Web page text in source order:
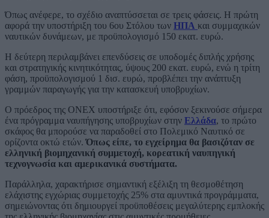
Όπως ανέφερε, το σχέδιο αναπτύσσεται σε τρεις φάσεις. Η πρώτη
αφορά την υποστήριξη του 6ου Στόλου των ΗΠΑ και συμμαχικών
ναυτικών δυνάμεων, με προϋπολογισμό 150 εκατ. ευρώ.
Η δεύτερη περιλαμβάνει επενδύσεις σε υποδομές διπλής χρήσης
και στρατηγικής κινητικότητας, ύψους 200 εκατ. ευρώ, ενώ η τρίτη
φάση, προϋπολογισμού 1 δισ. ευρώ, προβλέπει την ανάπτυξη
γραμμών παραγωγής για την κατασκευή υποβρυχίων.
Ο πρόεδρος της ONEX υποστήριξε ότι, εφόσον ξεκινούσε σήμερα
ένα πρόγραμμα ναυπήγησης υποβρυχίων στην Ελλάδα, το πρώτο
σκάφος θα μπορούσε να παραδοθεί στο Πολεμικό Ναυτικό σε
ορίζοντα οκτώ ετών.Όπως είπε, το εγχείρημα θα βασιζόταν σε
ελληνική βιομηχανική συμμετοχή, κορεατική ναυπηγική
τεχνογνωσία και αμερικανικά συστήματα.
Παράλληλα, χαρακτήρισε σημαντική εξέλιξη τη θεσμοθέτηση
ελάχιστης εγχώριας συμμετοχής 25% στα αμυντικά προγράμματα,
σημειώνοντας ότι δημιουργεί προϋποθέσεις μεγαλύτερης εμπλοκής